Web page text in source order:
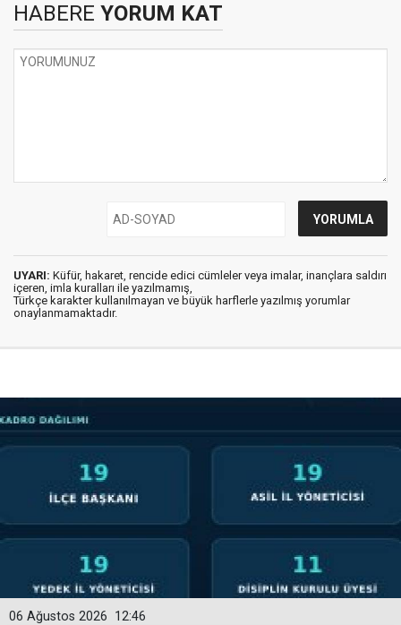
HABERE YORUM KAT
UYARI: Küfür, hakaret, rencide edici cümleler veya imalar, inançlara saldırı
içeren, imla kuralları ile yazılmamış,
Türkçe karakter kullanılmayan ve büyük harflerle yazılmış yorumlar
onaylanmamaktadır.
12:46
06 Ağustos 2026